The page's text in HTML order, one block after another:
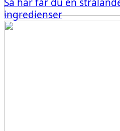
ingredienser